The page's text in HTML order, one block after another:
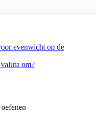
evenwicht op de
om?